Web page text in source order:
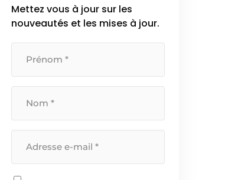
Mettez vous à jour sur les
nouveautés et les mises à jour.